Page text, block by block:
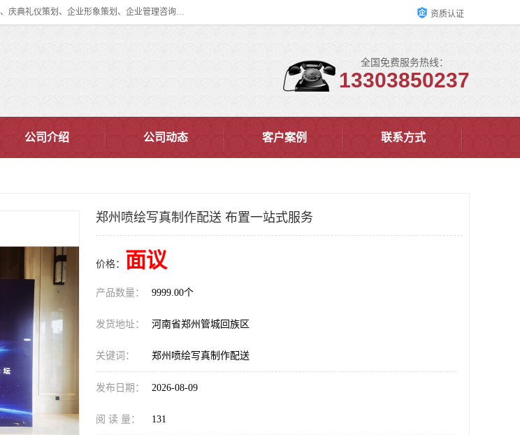
郑州道清文化传播有限公司成立于2015年，注册地位于郑州市管城区。经营范围包括会议及展览服务、庆典礼仪策划、企业形象策划、企业管理咨询、计算机图文设计、制作等。主要产品服务有：舞台桁架搭建，背景板搭建，灯光音响，雷亚舞台搭建、龙门架搭建、会议桌椅租赁、灯光音响租赁、空飘出租、气柱拱门租赁、喷绘写真制作、kt板制作。 资质认证
全国免费服务热线：
13303850237
公司介绍 公司动态 客户案例 联系方式
郑州喷绘写真制作配送 布置一站式服务
价格： 面议
产品数量： 9999.00个
发货地址： 河南省郑州管城回族区
关键词： 郑州喷绘写真制作配送
发布日期： 2026-08-09
阅 读 量： 131